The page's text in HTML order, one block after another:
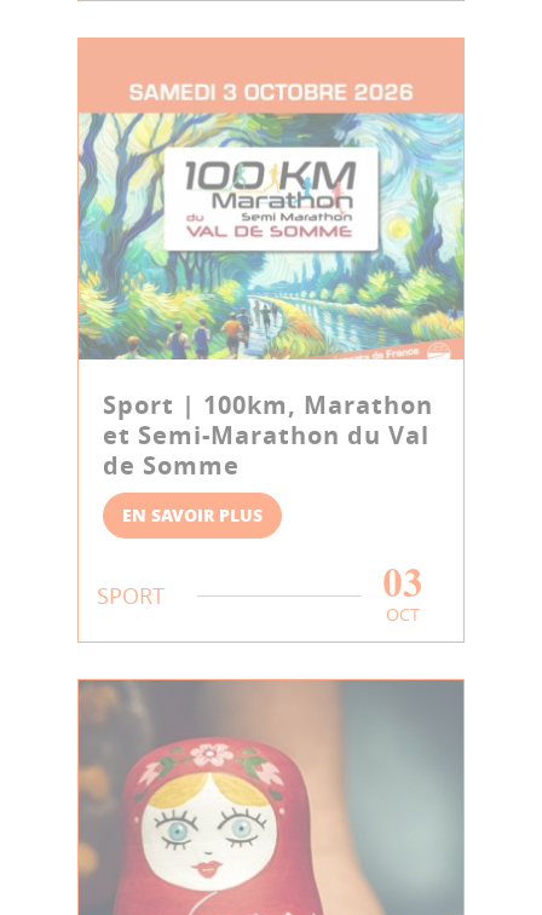
Sport | 100km, Marathon
et Semi-Marathon du Val
de Somme
EN SAVOIR PLUS
SPORT 03
OCT